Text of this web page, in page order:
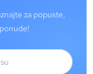
za popuste,